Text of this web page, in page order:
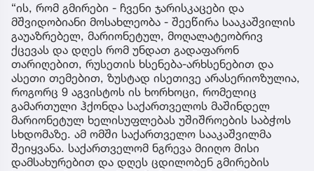
“ის, რომ გმირები - ჩვენი ჯარისკაცები და
მშვიდობიანი მოსახლეობა - შეეწირა სააკაშვილის
გაუაზრებელ, მარიონეტულ, მოღალატეობრივ
ქცევას და დღეს რომ უნდათ გადაფარონ
თარიღებით, რუსეთის ხსენება-არხსენებით და
ასეთი თემებით, ზუსტად ისეთივე არასერიოზულია,
როგორც 9 აგვისტოს ის ხორხოცი, რომელიც
გამართული ჰქონდა საქართველოს მაშინდელ
მარიონეტულ ხელისუფლებას უშიშროების საბჭოს
სხდომაზე. ამ ომში საქართველო სააკაშვილმა
შეიყვანა. საქართველომ ნგრევა მიიღო მისი
დამსახურებით და დღეს ცდილობენ გმირების